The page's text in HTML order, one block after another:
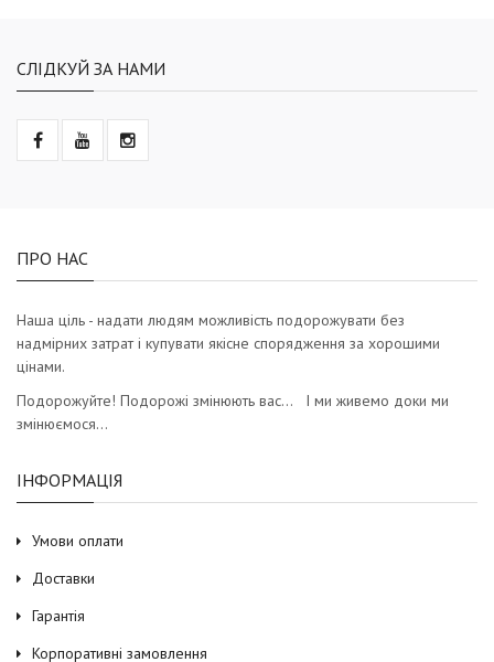
СЛІДКУЙ ЗА НАМИ
ПРО НАС
Наша ціль - надати людям можливість подорожувати без
надмірних затрат і купувати якісне спорядження за хорошими
цінами.
Подорожуйте! Подорожі змінюють вас… І ми живемо доки ми
змінюємося…
ІНФОРМАЦІЯ
Умови оплати
Доставки
Гарантія
Корпоративні замовлення